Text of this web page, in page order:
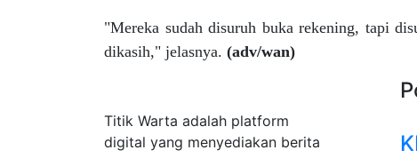
"Mereka sudah disuruh buka rekening, tapi
dikasih," jelasnya. (adv/wan)
Titik Warta adalah platform
digital yang menyediakan berita